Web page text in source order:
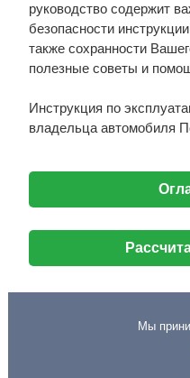
руководство содержит
безопасности
также сохранности
полезные советы и
Инструкция по
владельца автомобиля
Мы